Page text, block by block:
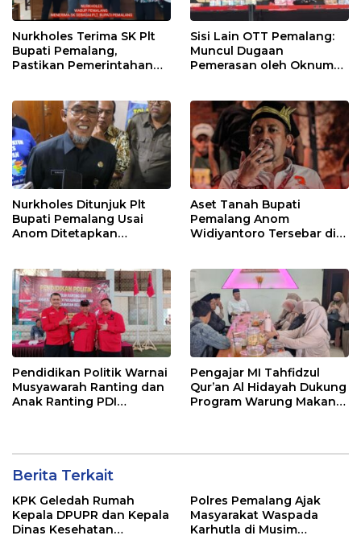
Nurkholes Terima SK Plt
Bupati Pemalang,
Pastikan Pemerintahan
Sisi Lain OTT Pemalang:
Muncul Dugaan
Pemerasan oleh Oknum
Nurkholes Ditunjuk Plt
Bupati Pemalang Usai
Anom Ditetapkan
Aset Tanah Bupati
Pemalang Anom
Widiyantoro Tersebar di
Pendidikan Politik Warnai
Musyawarah Ranting dan
Anak Ranting PDI
Pengajar MI Tahfidzul
Qur’an Al Hidayah Dukung
Program Warung Makan
Berita Terkait
KPK Geledah Rumah
Kepala DPUPR dan Kepala
Dinas Kesehatan
Polres Pemalang Ajak
Masyarakat Waspada
Karhutla di Musim